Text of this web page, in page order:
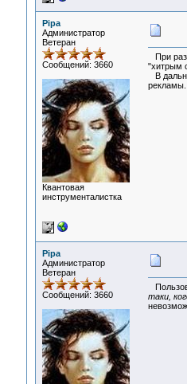
Pipa
Администратор
Ветеран
Сообщений: 3660
Квантовая
инструменталистка
При
"хитрым
В
рекламы.
Pipa
Администратор
Ветеран
Сообщений: 3660
таки,